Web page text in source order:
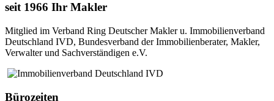
seit 1966 Ihr Makler
Mitglied im Verband Ring Deutscher Makler u. Immobilienverband
Deutschland IVD, Bundesverband der Immobilienberater, Makler,
Verwalter und Sachverständigen e.V.
Bürozeiten